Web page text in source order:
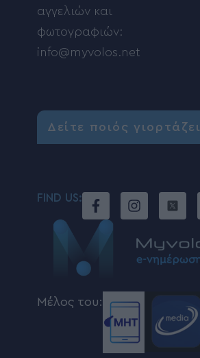
αγγελιών και
φωτογραφιών:
info@myvolos.net
Δείτε ποιός γιορτάζει
FIND US:
Μέλος του: